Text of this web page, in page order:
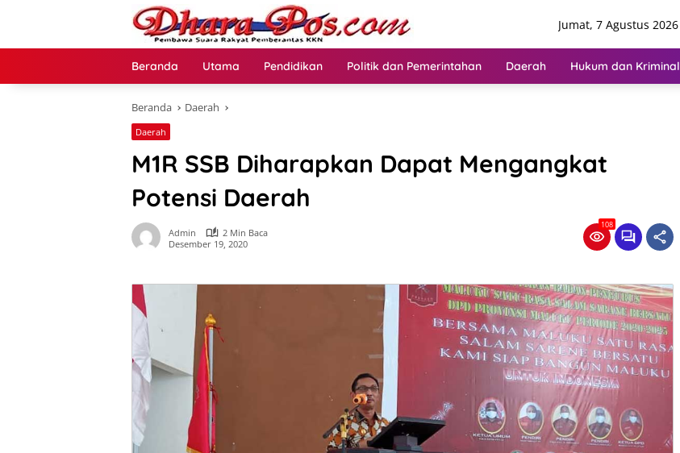
Jumat, 7 Agustus 2026
Beranda Utama Pendidikan Politik dan Pemerintahan Daerah Hukum dan Kriminal
Beranda Daerah
Daerah
M1R SSB Diharapkan Dapat Mengangkat
Potensi Daerah
Admin
2 Min Baca
Desember 19, 2020
108